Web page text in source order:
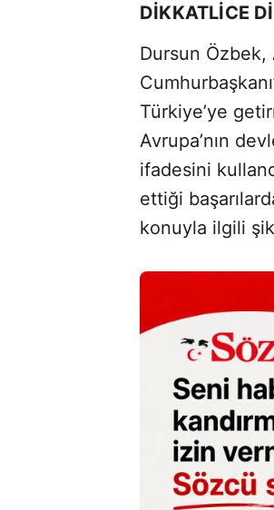
DİKKATLİCE
Dursun
Türkiye’ye
Avrupa’nın
ifadesini
ettiği
konuyla ilgili